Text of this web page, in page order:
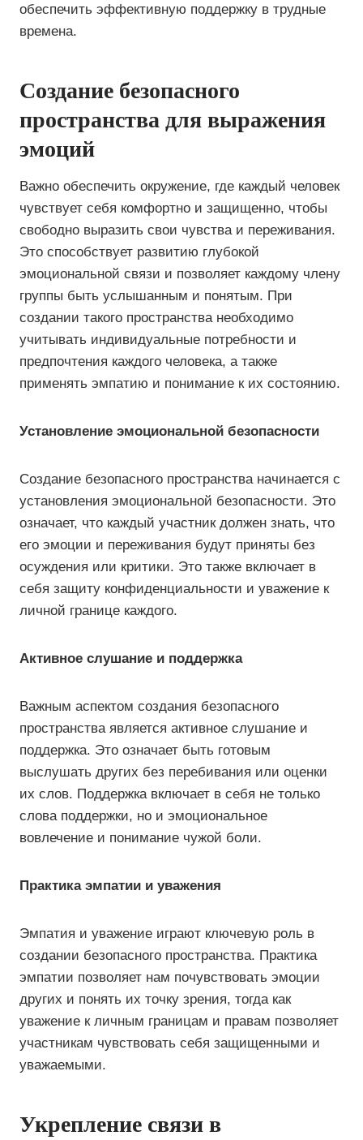
обеспечить эффективную поддержку в трудные
времена.
Создание безопасного
пространства для выражения
эмоций
Важно обеспечить окружение, где каждый человек
чувствует себя комфортно и защищенно, чтобы
свободно выразить свои чувства и переживания.
Это способствует развитию глубокой
эмоциональной связи и позволяет каждому члену
группы быть услышанным и понятым. При
создании такого пространства необходимо
учитывать индивидуальные потребности и
предпочтения каждого человека, а также
применять эмпатию и понимание к их состоянию.
Установление эмоциональной безопасности
Создание безопасного пространства начинается с
установления эмоциональной безопасности. Это
означает, что каждый участник должен знать, что
его эмоции и переживания будут приняты без
осуждения или критики. Это также включает в
себя защиту конфиденциальности и уважение к
личной границе каждого.
Активное слушание и поддержка
Важным аспектом создания безопасного
пространства является активное слушание и
поддержка. Это означает быть готовым
выслушать других без перебивания или оценки
их слов. Поддержка включает в себя не только
слова поддержки, но и эмоциональное
вовлечение и понимание чужой боли.
Практика эмпатии и уважения
Эмпатия и уважение играют ключевую роль в
создании безопасного пространства. Практика
эмпатии позволяет нам почувствовать эмоции
других и понять их точку зрения, тогда как
уважение к личным границам и правам позволяет
участникам чувствовать себя защищенными и
уважаемыми.
Укрепление связи в